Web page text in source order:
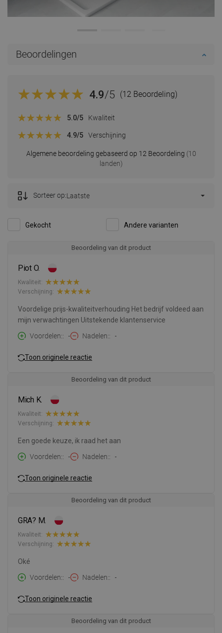
Beoordelingen
4.9/5 (12 Beoordeling)
Algemene beoordeling gebaseerd op 12 Beoordeling (10
landen)
5.0/5 Kwaliteit
4.9/5 Verschijning
Gekocht Andere varianten
Sorteer op:Laatste
Beoordeling van dit product
Piot O.
Kwaliteit:
Verschijning:
Voordelige prijs-kwaliteitverhouding Het bedrijf voldeed aan
mijn verwachtingen Uitstekende klantenservice
Voordelen:
- Nadelen: -
Toon originele reactie
Beoordeling van dit product
Mich K.
Kwaliteit:
Verschijning:
Een goede keuze, ik raad het aan
Voordelen:
- Nadelen: -
Toon originele reactie
Beoordeling van dit product
GRA? M.
Kwaliteit:
Verschijning:
Oké
Voordelen:
- Nadelen: -
Toon originele reactie
Beoordeling van dit product